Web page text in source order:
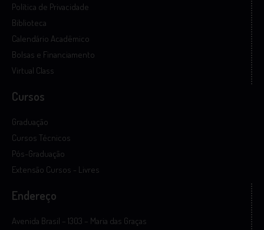
Política de Privacidade
Biblioteca
Calendário Acadêmico
Bolsas e Financiamento
Virtual Class
Cursos
Graduação
Cursos Técnicos
Pós-Graduação
Extensão Cursos - Livres
Endereço
Avenida Brasil – 1303 – Maria das Graças